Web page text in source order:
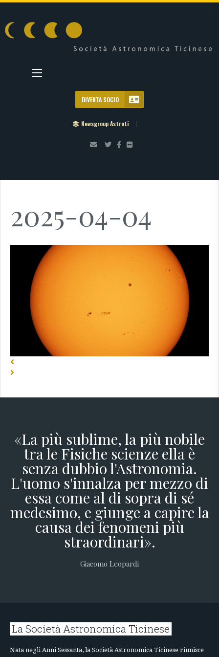
DIVENTA SOCIO
Newsgroup Astroti
2025-04-04
«La più sublime, la più nobile
tra le Fisiche scienze ella è
senza dubbio l'Astronomia.
L'uomo s'innalza per mezzo di
essa come al di sopra di sé
medesimo, e giunge a capire la
causa dei fenomeni più
straordinari».
Giacomo Leopardi
La Società Astronomica Ticinese
Nata negli Anni Sessanta, la Società Astronomica Ticinese riunisce